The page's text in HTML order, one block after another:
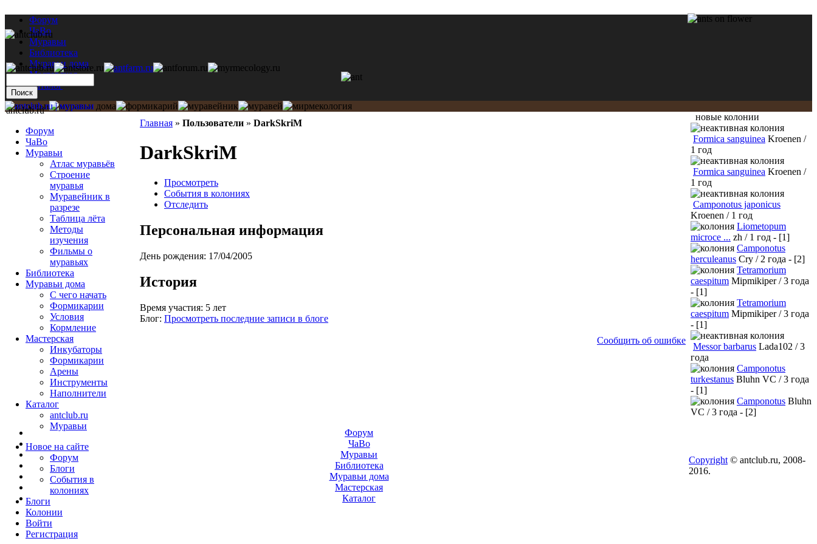
Форум
ЧаВо
Муравьи
Библиотека
Муравьи дома
Мастерская
Каталог
Главная » Пользователи » DarkSkriM
DarkSkriM
Просмотреть
События в колониях
Отследить
Персональная информация
День рождения: 17/04/2005
История
Время участия: 5 лет
Блог: Просмотреть последние записи в блоге
Сообщить об ошибке
antclub.ru
Форум
ЧаВо
Муравьи
Атлас муравьёв
Строение
муравья
Муравейник в
разрезе
Таблица лёта
Методы
изучения
Фильмы о
муравьях
Библиотека
Муравьи дома
С чего начать
Формикарии
Условия
Кормление
Мастерская
Инкубаторы
Формикарии
Арены
Инструменты
Наполнители
Каталог
antclub.ru
Муравьи
Новое на сайте
Форум
Блоги
События в
колониях
Блоги
Колонии
Войти
Peгиcтpaция
новые колонии
Formica sanguinea Kroenen /
1 год
Formica sanguinea Kroenen /
1 год
Camponotus japonicus
Kroenen / 1 год
Liometopum
microce ... zh / 1 год - [1]
Camponotus
herculeanus Cry / 2 года - [2]
Tetramorium
caespitum Mipmikiper / 3 года
- [1]
Tetramorium
caespitum Mipmikiper / 3 года
- [1]
Messor barbarus Lada102 / 3
года
Camponotus
turkestanus Bluhn VC / 3 года
- [1]
Camponotus Bluhn
VC / 3 года - [2]
Форум
ЧаВо
Муравьи
Библиотека
Муравьи дома
Мастерская
Каталог
Copyright © antclub.ru, 2008-
2016.